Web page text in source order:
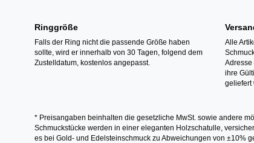
Ringgröße
Falls der Ring nicht die passende Größe haben
sollte, wird er innerhalb von 30 Tagen, folgend dem
Zustelldatum, kostenlos angepasst.
Alle
Adresse
ihre
geliefert
* Preisangaben beinhalten die gesetzliche MwSt. sowie andere
Schmuckstücke werden in einer eleganten Holzschatulle,
es bei Gold- und Edelsteinschmuck zu Abweichungen von ±10%